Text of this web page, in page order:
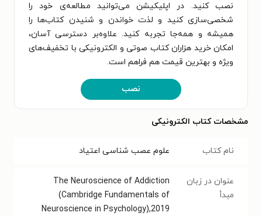
نصب کنید. در اپلیکیشن می‌توانید مطالعه‌ی خود را
شخصی‌سازی کنید و لذت خواندن و شنیدن کتاب‌ها را
همیشه و همه‌جا تجربه کنید. علاوه‌بر دسترسی آسان،
امکان خرید هزاران کتاب صوتی و الکترونیکی با تخفیف‌های
ویژه و بهترین قیمت هم فراهم است.
نصب
مشخصات کتاب الکترونیکی
نام کتاب علوم عصب شناسی اعتیاد
عنوان در زبان
مبدأ
The Neuroscience of Addiction
(Cambridge Fundamentals of
Neuroscience in Psychology‭),2019